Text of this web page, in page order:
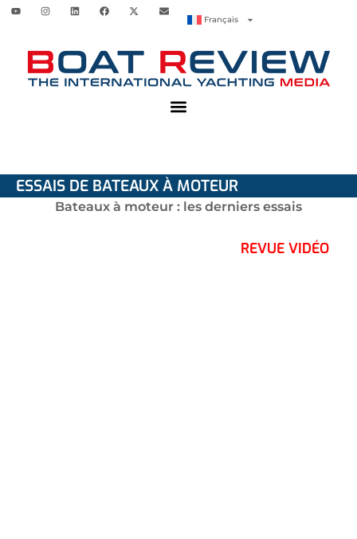
Français
ESSAIS DE BATEAUX À MOTEUR
Bateaux à moteur : les derniers essais
REVUE VIDÉO